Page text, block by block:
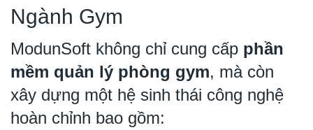
Ngành Gym
ModunSoft không chỉ cung cấp phần
mềm quản lý phòng gym, mà còn
xây dựng một hệ sinh thái công nghệ
hoàn chỉnh bao gồm: